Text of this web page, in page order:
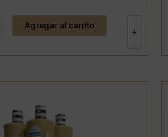
-
+
Agregar al carrito